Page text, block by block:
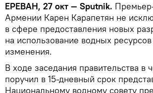
ЕРЕВАН, 27 окт — Sputnik.
Армении Карен Карапетян не
в сфере предоставления новых
на использование водных
изменения.
В ходе заседания правительства в
поручил в 15-дневный срок
Национальному водному совету